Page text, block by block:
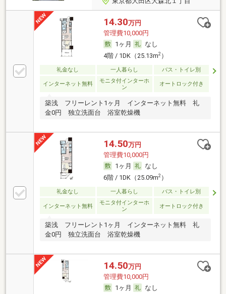
14.30万円
管理費10,000円
1ヶ月
なし
4階 / 1DK（25.13m2）
礼金なし 一人暮らし バス・トイレ別
インターネット無料
モニタ付インターホ
ン
オートロック付き
築浅 フリーレント1ヶ月 インターネット無料 礼
金0円 独立洗面台 浴室乾燥機
14.50万円
管理費10,000円
1ヶ月
なし
6階 / 1DK（25.09m2）
礼金なし 一人暮らし バス・トイレ別
インターネット無料
モニタ付インターホ
ン
オートロック付き
築浅 フリーレント1ヶ月 インターネット無料 礼
金0円 独立洗面台 浴室乾燥機
14.50万円
管理費10,000円
1ヶ月
なし